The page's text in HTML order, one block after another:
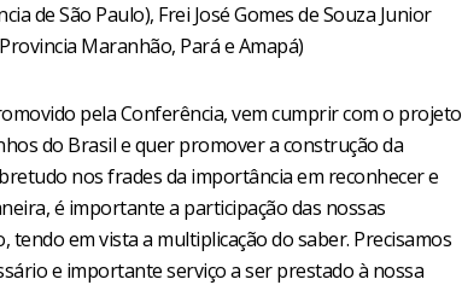
de São Paulo), Frei José Gomes de Souza Junior
Maranhão, Pará e Amapá)
pela Conferência, vem cumprir com o projeto
do Brasil e quer promover a construção da
nos frades da importância em reconhecer e
é importante a participação das nossas
em vista a multiplicação do saber. Precisamos
e importante serviço a ser prestado à nossa